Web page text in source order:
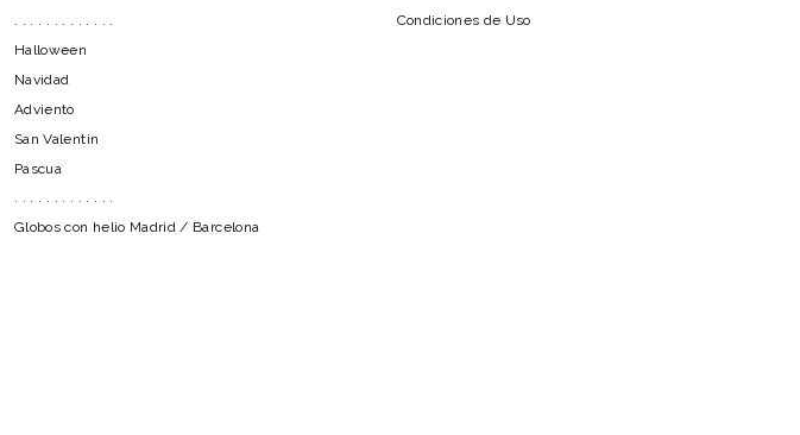
Halloween
Navidad
Adviento
San Valentin
Pascua
. . . . . . . . . . . . .
Globos con helio Madrid / Barcelona
Condiciones de Uso